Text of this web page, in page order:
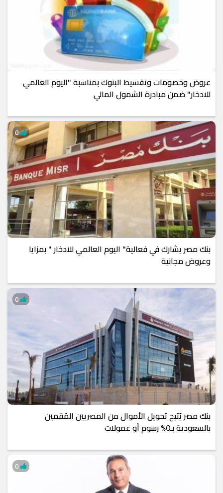
عروض وخصومات وتقسيط البنوك بمناسبة "اليوم العالمي
للادخار" ضمن مبادرة الشمول المالي
بنك مصر يشارك في فعالية" اليوم العالمي للادخار " بمزايا
وعروض مجانية
0
بنك مصر يٌتيح تحويل الأموال من المصريين المُقمين
بالسعودية بـ0% رسوم أو عمولات